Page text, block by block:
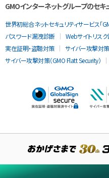
GMOインターネットグループのセキ
世界初総合ネットセキュリティサービス「
パスワード漏洩診断
Webサイトリス
実在証明・盗聴対策
サイバー攻撃対策
サイバー攻撃対策（GMO Flatt Security）
当ウェブサイトでは、サービ